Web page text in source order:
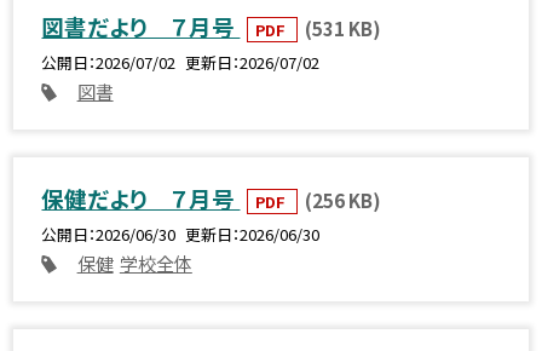
図書だより ７月号 PDF (531 KB)
公開日 2026/07/02 更新日 2026/07/02
図書
保健だより ７月号 PDF (256 KB)
公開日 2026/06/30 更新日 2026/06/30
保健 学校全体